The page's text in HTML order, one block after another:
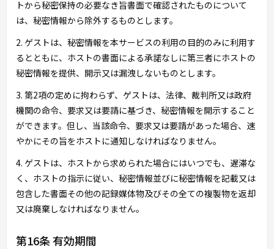
トから秘密保持の必要なき旨書面で確認されたものについて
は、秘密情報から除外するものとします。
2. ゲストは、秘密情報を本サービスの利用の目的のみに利用す
るとともに、ホストの書面による承諾なしに第三者にホストの
秘密情報を提供、開示又は漏洩しないものとします。
3. 第2項の定めに拘わらず、ゲストは、法律、裁判所又は政府
機関の命令、要求又は要請に基づき、秘密情報を開示すること
ができます。但し、当該命令、要求又は要請があった場合、速
やかにその旨をホストに通知しなければなりません。
4. ゲストは、ホストから求められた場合にはいつでも、遅滞な
く、ホストの指示に従い、秘密情報並びに秘密情報を記載又は
包含した書面その他の記録媒体物及びその全ての複製物を返却
又は廃棄しなければなりません。
第16条 有効期間